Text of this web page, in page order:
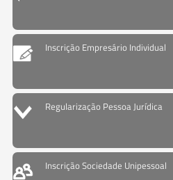
Inscrição Empresário Individual
Regularização Pessoa Jurídica
Inscrição Sociedade Unipessoal